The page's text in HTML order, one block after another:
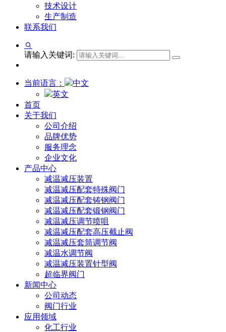
技术设计
生产制造
联系我们
请输入关键词:
当前语言：
中文
英文
首页
关于我们
公司介绍
品牌优势
服务理念
企业文化
产品中心
减温减压装置
减温减压配套特殊阀门
减温减压配套铸钢阀门
减温减压配套锻钢阀门
减温减压调节喷咀
减温减压配套高压截止阀
减温减压套筒调节阀
减温水调节阀
减温减压装置针型阀
超临界阀门
新闻中心
公司动态
阀门行业
应用领域
化工行业